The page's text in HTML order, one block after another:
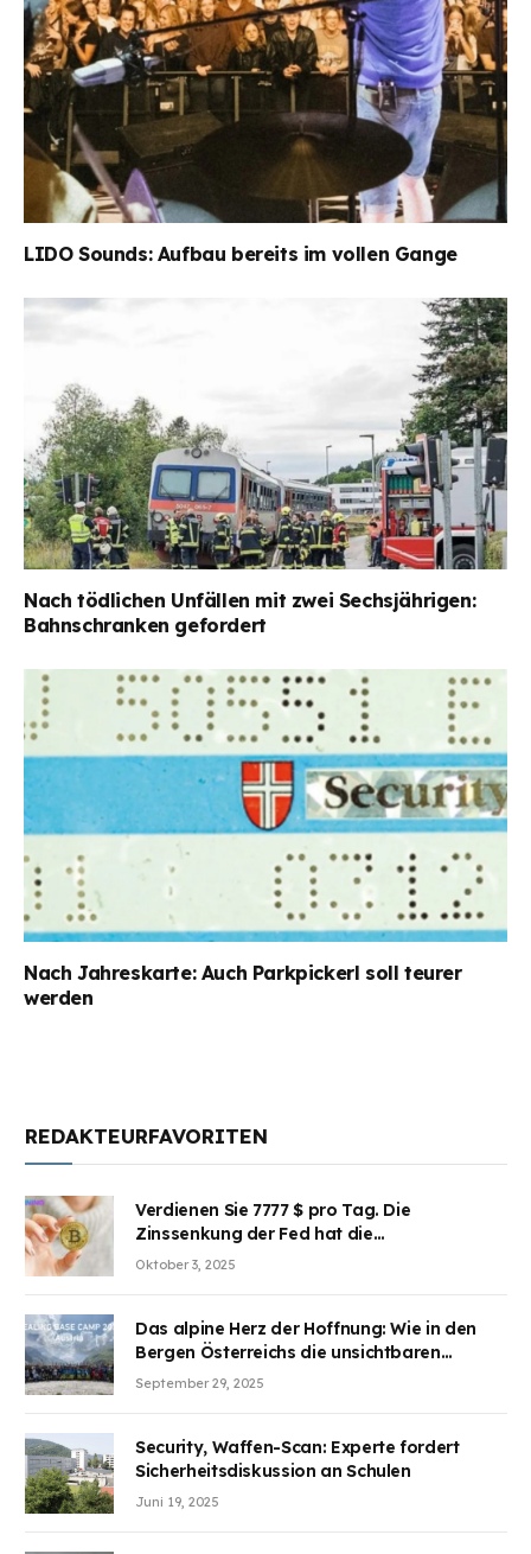
LIDO Sounds: Aufbau bereits im vollen Gange
Nach tödlichen Unfällen mit zwei Sechsjährigen:
Bahnschranken gefordert
Nach Jahreskarte: Auch Parkpickerl soll teurer
werden
REDAKTEURFAVORITEN
Verdienen Sie 7777 $ pro Tag. Die
Zinssenkung der Fed hat die
Aufmerksamkeit des Marktes erregt.
Oktober 3, 2025
Das alpine Herz der Hoffnung: Wie in den
Bergen Österreichs die unsichtbaren
Wunden des Kriegesheilen
September 29, 2025
Security, Waffen-Scan: Experte fordert
Sicherheitsdiskussion an Schulen
Juni 19, 2025